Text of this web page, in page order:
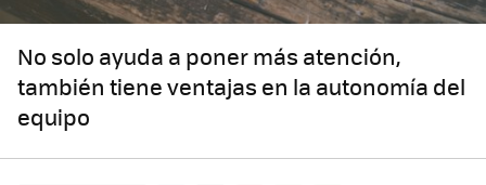
No solo ayuda a poner más atención,
también tiene ventajas en la autonomía del
equipo